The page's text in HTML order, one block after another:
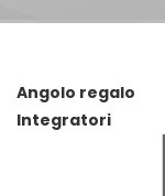
Angolo regalo
Integratori